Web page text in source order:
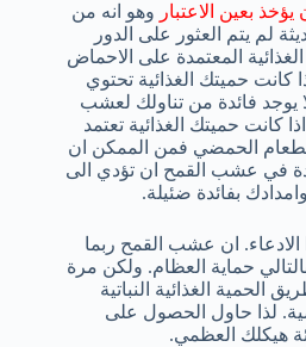
بعين الاعتبار وهو انه من
لم يتم العثور على الدور
الغذائية المعتمدة على الاحماض
حميتك الغذائية تحتوي
يوجد فائدة من تناولك لعشب
كانت حميتك الغذائية تعتمد
الحمضي فمن الممكن ان
في عشب القمح ان تؤدي الى
بفائدة ضئيلة.
الادعاء. ان عشب القمح ربما
حماية العظام. ولكن مرة
الغذائية النباتية
لذا حاول الحصول على
هيكلك العظمي.